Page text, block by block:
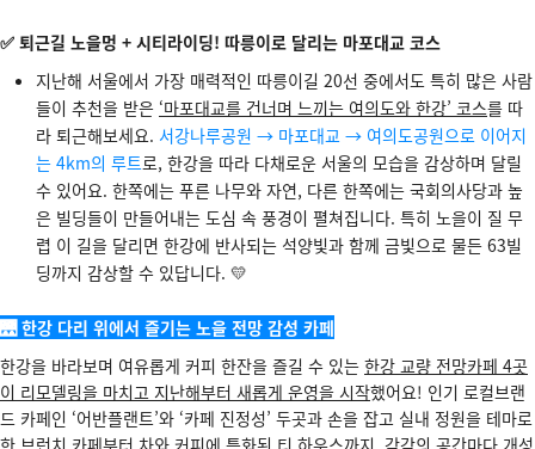
✅ 퇴근길 노을멍 + 시티라이딩! 따릉이로 달리는 마포대교 코스
지난해 서울에서 가장 매력적인 따릉이길 20선 중에서도 특히 많은 사람
들이 추천을 받은 ‘마포대교를 건너며 느끼는 여의도와 한강’ 코스를 따
라 퇴근해보세요. 서강나루공원 → 마포대교 → 여의도공원으로 이어지
는 4km의 루트 로, 한강을 따라 다채로운 서울의 모습을 감상하며 달릴
수 있어요. 한쪽에는 푸른 나무와 자연, 다른 한쪽에는 국회의사당과 높
은 빌딩들이 만들어내는 도심 속 풍경이 펼쳐집니다. 특히 노을이 질 무
렵 이 길을 달리면 한강에 반사되는 석양빛과 함께 금빛으로 물든 63빌
딩까지 감상할 수 있답니다. 💛
🌉 한강 다리 위에서 즐기는 노을 전망 감성 카페
한강을 바라보며 여유롭게 커피 한잔을 즐길 수 있는 한강 교량 전망카페 4곳
이 리모델링을 마치고 지난해부터 새롭게 운영을 시작했어요! 인기 로컬브랜
드 카페인 ‘어반플랜트’와 ‘카페 진정성’ 두곳과 손을 잡고 실내 정원을 테마로
한 브런치 카페부터 차와 커피에 특화된 티 하우스까지, 각각의 공간마다 개성